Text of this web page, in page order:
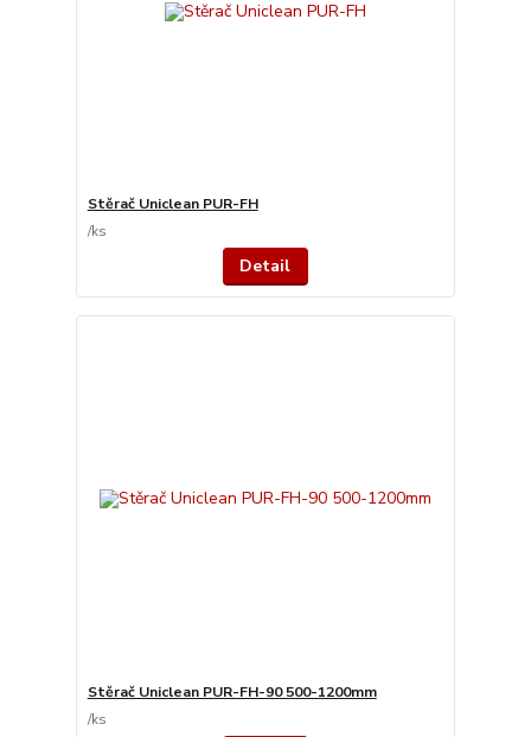
Stěrač Uniclean PUR-FH
/ks
Detail
Stěrač Uniclean PUR-FH-90 500-1200mm
/ks